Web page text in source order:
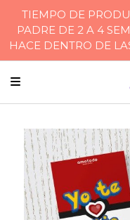
TIEMPO DE
PADRE DE 2 A 4
HACE DENTRO DE